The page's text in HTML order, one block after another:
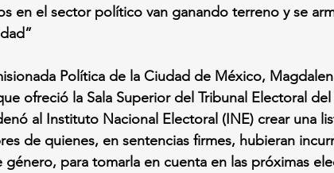
en el sector político van ganando terreno y se
Política de la Ciudad de México,
ofreció la Sala Superior del Tribunal Electoral
al Instituto Nacional Electoral (INE) crear una
de quienes, en sentencias firmes, hubieran
para tomarla en cuenta en las próximas